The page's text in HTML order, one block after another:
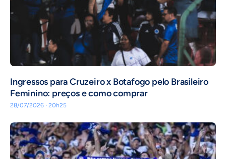
Ingressos para Cruzeiro x Botafogo pelo Brasileiro
Feminino: preços e como comprar
28/07/2026 · 20h25